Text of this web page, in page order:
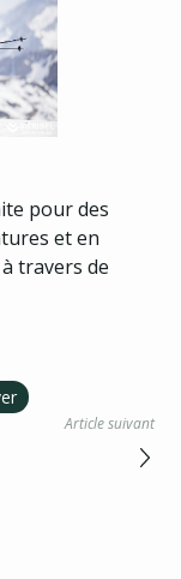
pour des
et en
travers de
Article suivant